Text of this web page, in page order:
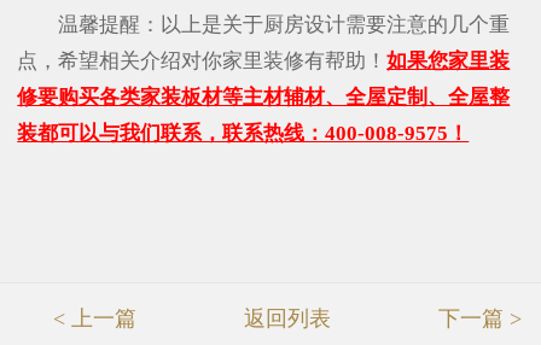
温馨提醒：以上是关于厨房设计需要注意的几个重
点，希望相关介绍对你家里装修有帮助！如果您家里装
修要购买各类家装板材等主材辅材、全屋定制、全屋整
装都可以与我们联系，联系热线：400-008-9575！
< 上一篇 返回列表 下一篇 >